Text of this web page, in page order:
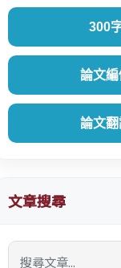
300
論文
論文
文章搜尋